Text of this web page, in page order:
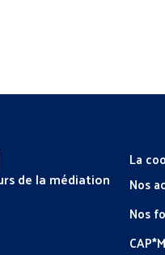
de la médiation
La
Nos
Nos